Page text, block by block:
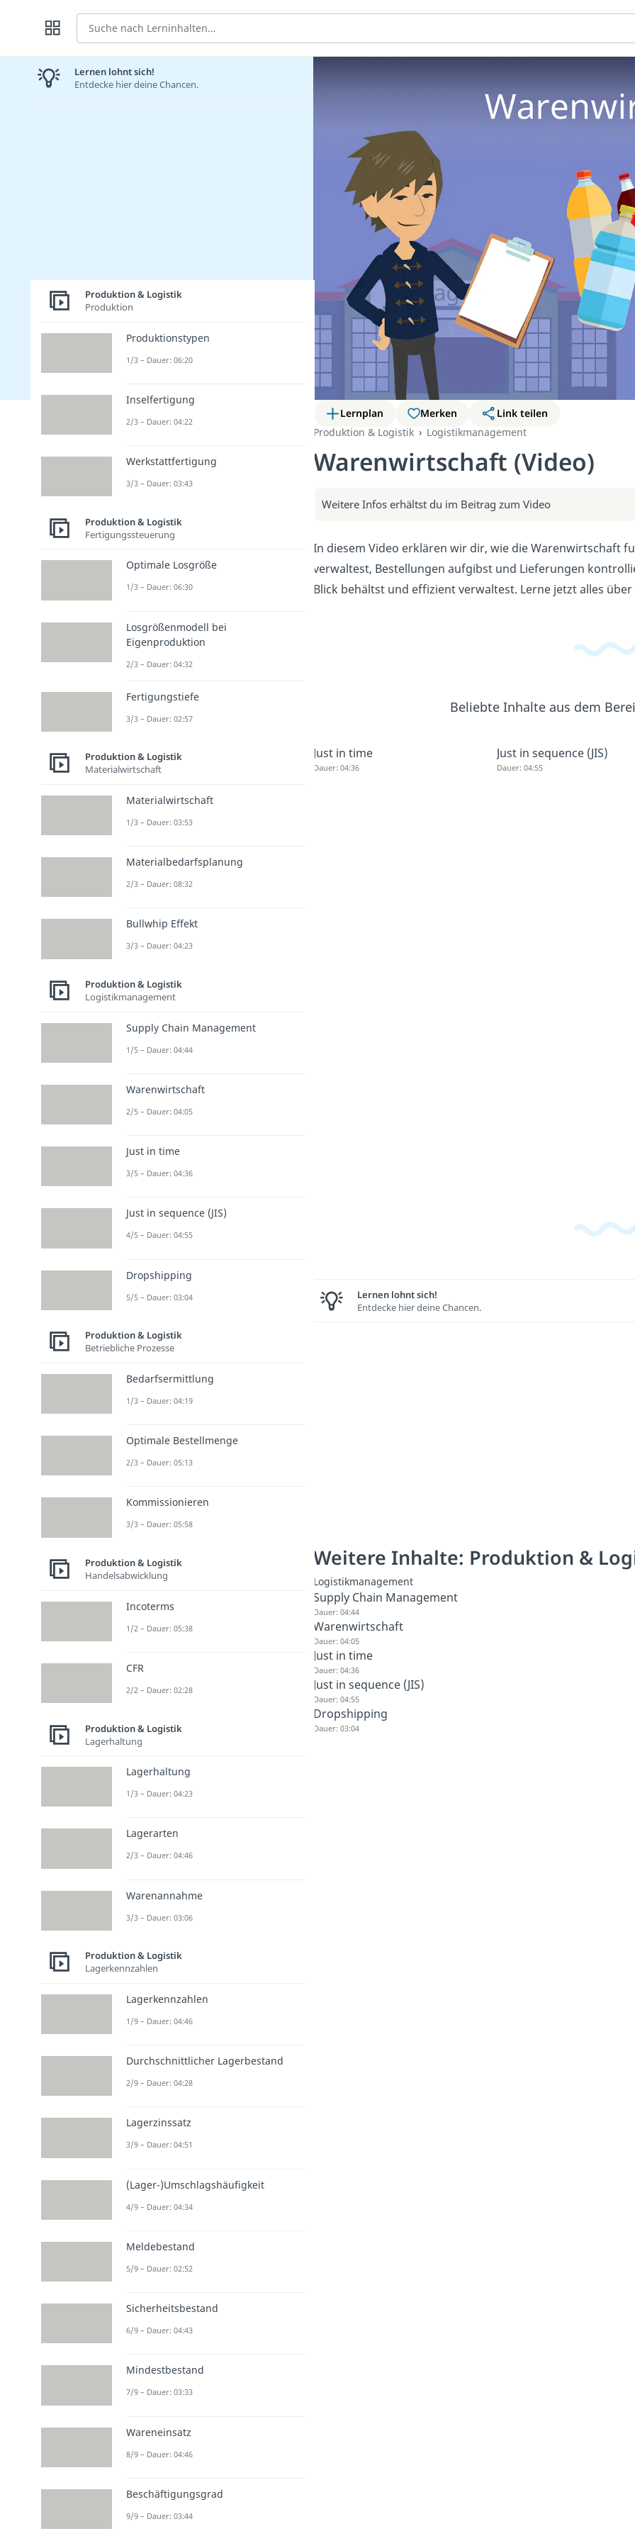
Suche
Lernplan Merken
Link teilen
Produktion & Logistik
Logistikmanagement
Warenwirtschaft (Video)
Weitere Infos erhältst du im Beitrag zum Video
In diesem Video erklären wir dir, wie die Warenwirtschaft
verwaltest, Bestellungen aufgibst und Lieferungen
Blick behältst und effizient verwaltest. Lerne jetzt alles
Beliebte Inhalte aus dem
Just in time
Dauer: 04:36
Just in sequence (JIS)
Dauer: 04:55
Lernen lohnt sich!
Entdecke hier deine Chancen.
Weitere Inhalte: Produktion &
Logistikmanagement
Supply Chain Management
Dauer: 04:44
Warenwirtschaft
Dauer: 04:05
Just in time
Dauer: 04:36
Just in sequence (JIS)
Dauer: 04:55
Dropshipping
Dauer: 03:04
Lernen lohnt sich!
Entdecke hier deine Chancen.
Produktion & Logistik
Produktion
Produktionstypen
1/3 – Dauer: 06:20
Inselfertigung
2/3 – Dauer: 04:22
Werkstattfertigung
3/3 – Dauer: 03:43
Produktion & Logistik
Fertigungssteuerung
Optimale Losgröße
1/3 – Dauer: 06:30
Losgrößenmodell bei
Eigenproduktion
2/3 – Dauer: 04:32
Fertigungstiefe
3/3 – Dauer: 02:57
Produktion & Logistik
Materialwirtschaft
Materialwirtschaft
1/3 – Dauer: 03:53
Materialbedarfsplanung
2/3 – Dauer: 08:32
Bullwhip Effekt
3/3 – Dauer: 04:23
Produktion & Logistik
Logistikmanagement
Supply Chain Management
1/5 – Dauer: 04:44
Warenwirtschaft
2/5 – Dauer: 04:05
Just in time
3/5 – Dauer: 04:36
Just in sequence (JIS)
4/5 – Dauer: 04:55
Dropshipping
5/5 – Dauer: 03:04
Produktion & Logistik
Betriebliche Prozesse
Bedarfsermittlung
1/3 – Dauer: 04:19
Optimale Bestellmenge
2/3 – Dauer: 05:13
Kommissionieren
3/3 – Dauer: 05:58
Produktion & Logistik
Handelsabwicklung
Incoterms
1/2 – Dauer: 05:38
CFR
2/2 – Dauer: 02:28
Produktion & Logistik
Lagerhaltung
Lagerhaltung
1/3 – Dauer: 04:23
Lagerarten
2/3 – Dauer: 04:46
Warenannahme
3/3 – Dauer: 03:06
Produktion & Logistik
Lagerkennzahlen
Lagerkennzahlen
1/9 – Dauer: 04:46
Durchschnittlicher Lagerbestand
2/9 – Dauer: 04:28
Lagerzinssatz
3/9 – Dauer: 04:51
(Lager-)Umschlagshäufigkeit
4/9 – Dauer: 04:34
Meldebestand
5/9 – Dauer: 02:52
Sicherheitsbestand
6/9 – Dauer: 04:43
Mindestbestand
7/9 – Dauer: 03:33
Wareneinsatz
8/9 – Dauer: 04:46
Beschäftigungsgrad
9/9 – Dauer: 03:44